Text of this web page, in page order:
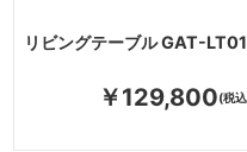
リビングテーブル GAT-LT01
￥129,800